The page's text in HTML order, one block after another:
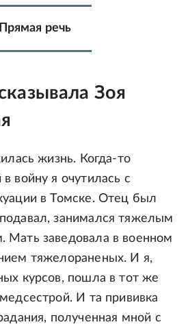
Прямая речь
Зоя
жизнь. Когда-то
войну я очутилась с
в Томске. Отец был
занимался тяжелым
Мать заведовала в военном
тяжелораненых. И я,
курсов, пошла в тот же
И та прививка
полученная мной с